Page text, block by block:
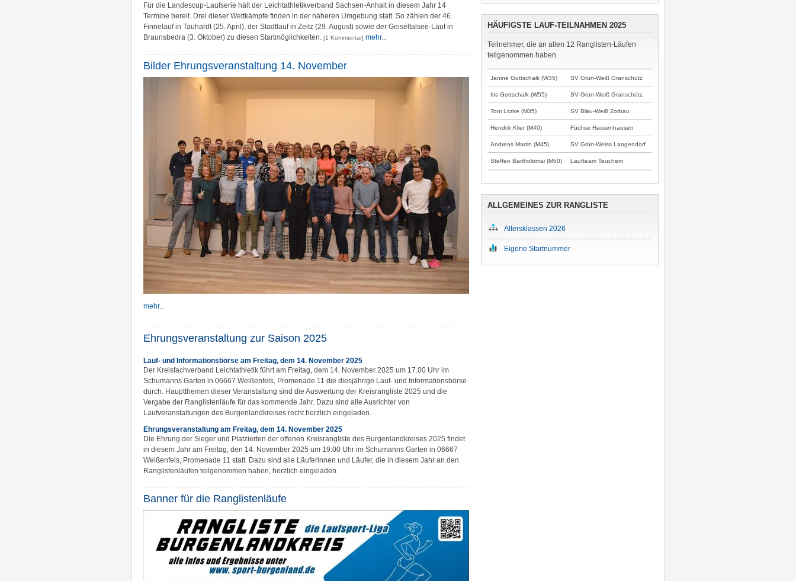
Für die Landescup-Laufserie hält der Leichtathletikverband Sachsen-Anhalt in diesem Jahr 14
Termine bereit. Drei dieser Wettkämpfe finden in der näheren Umgebung statt. So zählen der 46.
Finnelauf in Tauhardt (25. April), der Stadtlauf in Zeitz (29. August) sowie der Geiseltalsee-Lauf in
Braunsbedra (3. Oktober) zu diesen Startmöglichkeiten.
[1 Kommentar] mehr...
Bilder Ehrungsveranstaltung 14. November
mehr...
Ehrungsveranstaltung zur Saison 2025
Lauf- und Informationsbörse am Freitag, dem 14. November 2025
Der Kreisfachverband Leichtathletik führt am Freitag, dem 14. November 2025 um 17.00 Uhr im
Schumanns Garten in 06667 Weißenfels, Promenade 11 die diesjährige Lauf- und Informationsbörse
durch. Hauptthemen dieser Veranstaltung sind die Auswertung der Kreisrangliste 2025 und die
Vergabe der Ranglistenläufe für das kommende Jahr. Dazu sind alle Ausrichter von
Laufveranstaltungen des Burgenlandkreises recht herzlich eingeladen.
Ehrungsveranstaltung am Freitag, dem 14. November 2025
Die Ehrung der Sieger und Platzierten der offenen Kreisrangliste des Burgenlandkreises 2025 findet
in diesem Jahr am Freitag, den 14. November 2025 um 19.00 Uhr im Schumanns Garten in 06667
Weißenfels, Promenade 11 statt. Dazu sind alle Läuferinnen und Läufer, die in diesem Jahr an den
Ranglistenläufen teilgenommen haben, herzlich eingeladen.
Banner für die Ranglistenläufe
HÄUFIGSTE LAUF-TEILNAHMEN 2025
Teilnehmer, die an allen 12 Ranglisten-Läufen
teilgenommen haben.
Janine Gottschalk (W35) SV Grün-Weiß Granschütz
Iris Gottschalk (W55) SV Grün-Weiß Granschütz
Toni Litzke (M35) SV Blau-Weiß Zorbau
Hendrik Klier (M40) Füchse Hassenhausen
Andreas Martin (M45) SV Grün-Weiss Langendorf
Steffen Bartholomäi (M60) Laufteam Teuchern
ALLGEMEINES ZUR RANGLISTE
Altersklassen 2026
Eigene Startnummer